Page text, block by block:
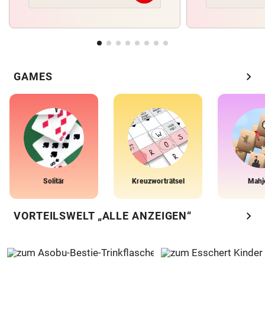
GAMES chevron_right
Solitär Kreuzworträtsel
VORTEILSWELT „ALLE ANZEIGEN“ chevron_right